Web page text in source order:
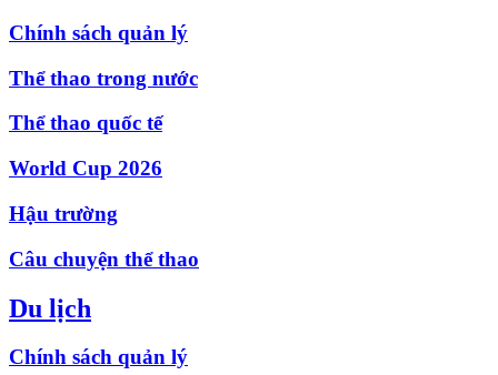
Chính sách quản lý
Thể thao trong nước
Thể thao quốc tế
World Cup 2026
Hậu trường
Câu chuyện thể thao
Du lịch
Chính sách quản lý